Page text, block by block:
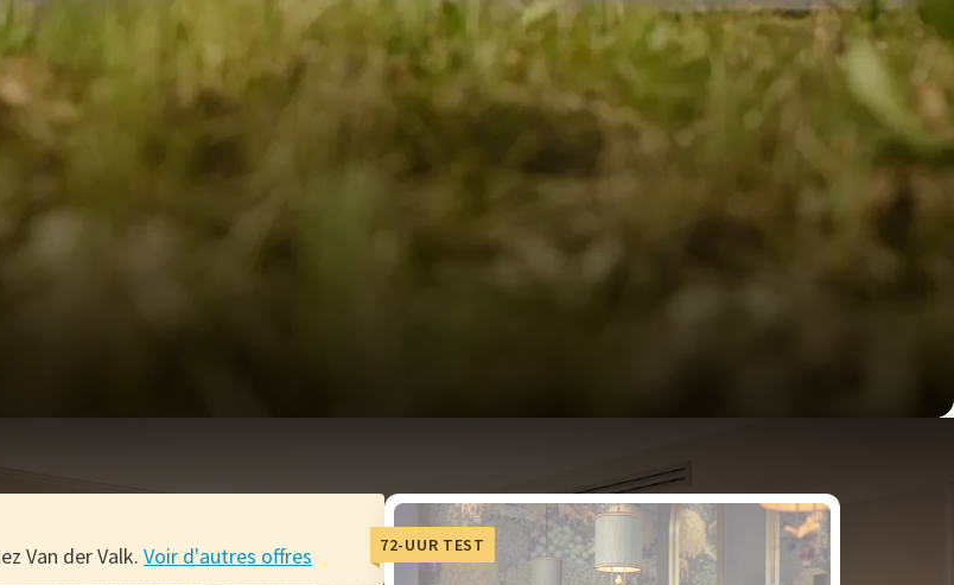
Van der Valk. Voir d'autres offres 72-UUR TEST